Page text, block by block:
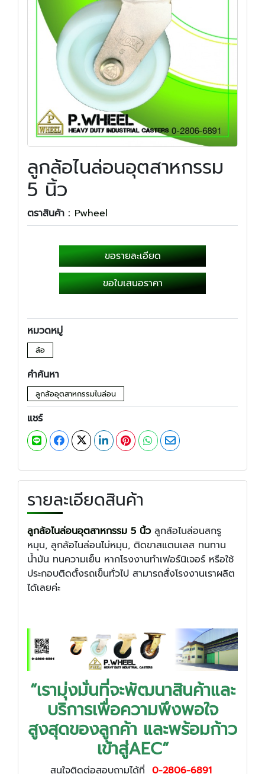
ลูกล้อไนล่อนอุตสาหกรรม
5 นิ้ว
ตราสินค้า : Pwheel
ขอรายละเอียด
ขอใบเสนอราคา
หมวดหมู่
ล้อ
คำค้นหา
ลูกล้ออุตสาหกรรมไนล่อน
แชร์
รายละเอียดสินค้า
ลูกล้อไนล่อนอุตสาหกรรม 5 นิ้ว ลูกล้อไนล่อนสกรู
หมุน, ลูกล้อไนล่อนไม่หมุน, ติดขาสแตนเลส ทนทาน
น้ำมัน ทนความเย็น หากโรงงานทำเฟอร์นิเจอร์ หรือใช้
ประกอบติดตั้งรถเข็นทั่วไป สามารถสั่งโรงงานเราผลิต
ได้เลยค่ะ
“เรามุ่งมั่นที่จะพัฒนาสินค้าและ
บริการเพื่อความพึงพอใจ
สูงสุดของลูกค้า และพร้อมก้าว
เข้าสู่AEC”
สนใจติดต่อสอบถามได้ที่ 0-2806-6891